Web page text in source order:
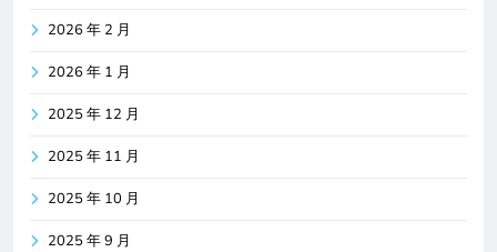
2026 年 2 月
2026 年 1 月
2025 年 12 月
2025 年 11 月
2025 年 10 月
2025 年 9 月